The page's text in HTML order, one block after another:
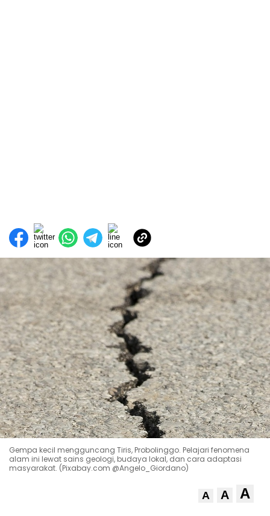
Gempa kecil mengguncang Tiris, Probolinggo. Pelajari fenomena
alam ini lewat sains geologi, budaya lokal, dan cara adaptasi
masyarakat. (Pixabay.com @Angelo_Giordano)
A A A